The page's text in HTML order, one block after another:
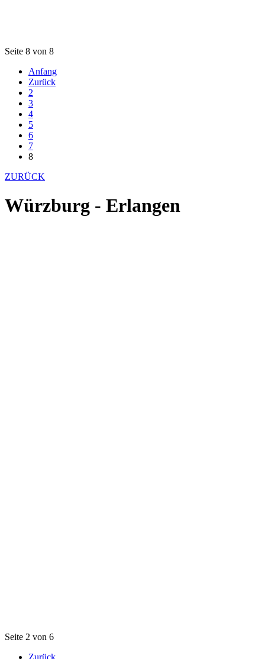
Seite 8 von 8
Anfang
Zurück
2
3
4
5
6
7
8
ZURÜCK
Würzburg - Erlangen
Seite 2 von 6
Zurück